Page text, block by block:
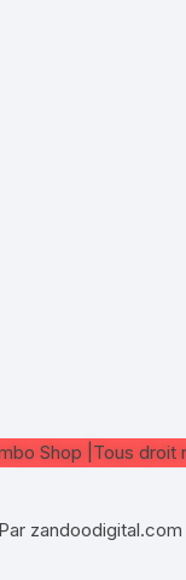
Shop |Tous droit
Par zandoodigital.com